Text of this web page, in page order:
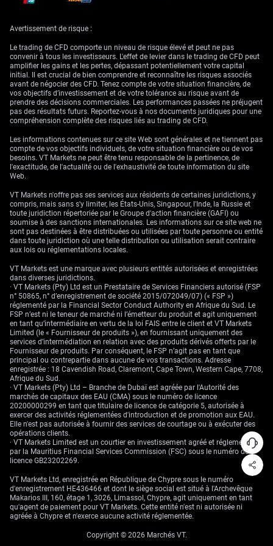
matières premières (dont le prix est souvent libellé en
supplémentaire en achetant des options d’achat (« calls »
(niveau de prix prévu au contrat) au-dessus de la barrière
psychologique des 4.600 dollars. Le marché reste tendu
avant les statistiques clés de la semaine, notamment
l’inflation « Core PCE » (indice des dépenses de
consommation, hors éléments volatils, mesure privilégiée
par la Fed). L’indice des prix à la consommation d’avril
2026 est ressorti plus élevé que prévu, à +3,8% sur un an,
Fed. Alors que les opérateurs évaluent à 50/50 la
probabilité d’un relèvement des taux d’ici décembre, nous
anticipons de fortes variations, que les investisseurs en
options peuvent exploiter.
Couverture de
l’exposition à l’or et
positionnement sur la
volatilité
La possibilité d’un accord États-Unis–Iran constitue un
facteur défavorable, comme l’illustre la chute de 6% du
WTI à 91 dollars le baril. Historiquement, une détente
géopolitique réduit l’attrait de l’or comme valeur refuge, ce
qui peut provoquer des reculs rapides. Pour limiter ce
risque, il paraît prudent de couvrir les positions
acheteuses en achetant des options de vente (« puts » :
droit de vendre à un prix fixé) « hors la monnaie » (prix
d’exercice éloigné du prix actuel, ici en dessous du
marché) sous le support clé des 4.500 dollars. Sur le plan
graphique, l’or évolue dans un couloir entre un support
proche de 4.500 dollars et une résistance autour de la
moyenne mobile à 50 jours vers 4.657 dollars. La
volatilité implicite sur les options sur l’or (volatilité
anticipée par le marché, intégrée dans les prix des
options) est remontée à 18%, signe que le marché
s’attend à un mouvement marqué. Cela rend des
stratégies visant à profiter d’un fort mouvement, comme
le « straddle » (achat simultané d’un call et d’un put au
même prix d’exercice, pour gagner si le prix bouge
Avertissement de risque :
Le trading de CFD comporte un niveau de risque élevé et peut ne pas
convenir à tous les investisseurs. L'effet de levier dans le trading de CFD peut
amplifier les gains et les pertes, dépassant potentiellement votre capital
initial. Il est crucial de bien comprendre et reconnaître les risques associés
avant de négocier des CFD. Tenez compte de votre situation financière, de
vos objectifs d’investissement et de votre tolérance au risque avant de
prendre des décisions commerciales. Les performances passées ne préjugent
pas des résultats futurs. Reportez-vous à nos documents juridiques pour une
compréhension complète des risques liés au trading de CFD.
Les informations contenues sur ce site Web sont générales et ne tiennent pas
compte de vos objectifs individuels, de votre situation financière ou de vos
besoins. VT Markets ne peut être tenu responsable de la pertinence, de
l'exactitude, de l'actualité ou de l'exhaustivité de toute information du site
Web.
VT Markets n'offre pas ses services aux résidents de certaines juridictions, y
compris, mais sans s'y limiter, les États-Unis, Singapour, l'Inde, la Russie et
toute juridiction répertoriée par le Groupe d'action financière (GAFI) ou
soumise à des sanctions internationales. Les informations sur ce site web ne
sont pas destinées à être distribuées ou utilisées par toute personne ou entité
dans toute juridiction où une telle distribution ou utilisation serait contraire
aux lois ou réglementations locales.
VT Markets est une marque avec plusieurs entités autorisées et enregistrées
dans diverses juridictions.
· VT Markets (Pty) Ltd est un Prestataire de Services Financiers autorisé (FSP
n° 50865, n° d’enregistrement de société 2015/072049/07) (« FSP »)
réglementé par la Financial Sector Conduct Authority en Afrique du Sud. Le
FSP n’est ni le teneur de marché ni l’émetteur du produit et agit uniquement
en tant qu’intermédiaire en vertu de la loi FAIS entre le client et VT Markets
Limited (le « Fournisseur de produits »), en fournissant uniquement des
services d’intermédiation en relation avec des produits dérivés offerts par le
Fournisseur de produits. Par conséquent, le FSP n’agit pas en tant que
principal ou contrepartie dans aucune de vos transactions. Adresse
enregistrée : 18 Cavendish Road, Claremont, Cape Town, Western Cape, 7708,
Afrique du Sud.
· VT Markets (Pty) Ltd – Branche de Dubaï est agréée par l'Autorité des
marchés de capitaux des EAU (CMA) sous le numéro de licence
20200000299 en tant que titulaire de licence de catégorie 5, autorisée à
exercer des activités réglementées d'introduction et de promotion aux EAU.
Elle n'est pas autorisée à fournir des services de courtage ou à exécuter des
opérations clients.
· VT Markets Limited est un courtier en investissement agréé et réglementé
par la Mauritius Financial Services Commission (FSC) sous le numéro de
licence GB23202269.
VT Markets Ltd, enregistrée en République de Chypre sous le numéro
d'enregistrement HE436466 et dont le siège social est situé à l'Archevêque
Makarios III, 160, étage 1, 3026, Limassol, Chypre, agit uniquement en tant
qu'agent de paiement pour VT Markets. Cette entité n'est ni autorisée ni
agréée à Chypre et n'exerce aucune activité réglementée.
Copyright © 2026 Marchés VT.